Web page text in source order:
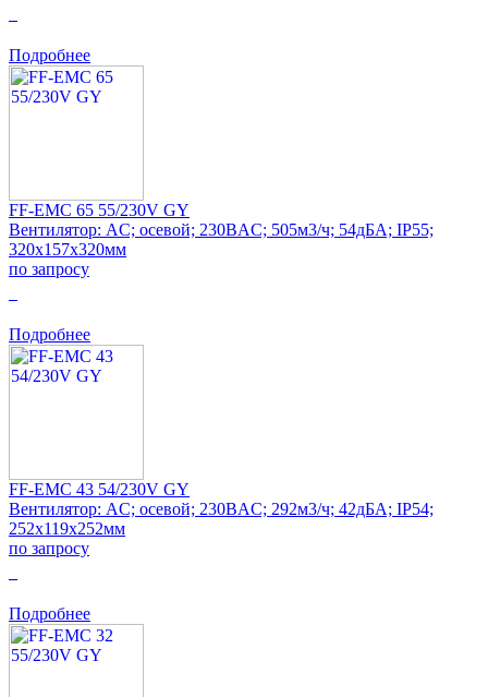
Подробнее
FF-EMC 65 55/230V GY
Вентилятор: AC; осевой; 230ВAC; 505м3/ч; 54дБА; IP55;
320x157x320мм
по запросу
Подробнее
FF-EMC 43 54/230V GY
Вентилятор: AC; осевой; 230ВAC; 292м3/ч; 42дБА; IP54;
252x119x252мм
по запросу
Подробнее